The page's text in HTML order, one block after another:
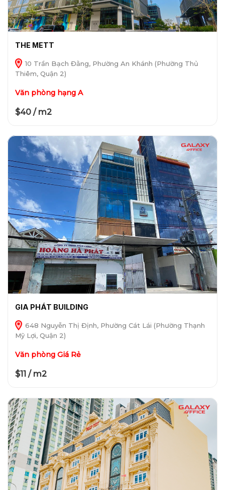
THE METT
10 Trần Bạch Đằng, Phường An Khánh (Phường Thủ
Thiêm, Quận 2)
Văn phòng hạng A
$40 / m2
GIA PHÁT BUILDING
648 Nguyễn Thị Định, Phường Cát Lái (Phường Thạnh
Mỹ Lợi, Quận 2)
Văn phòng Giá Rẻ
$11 / m2